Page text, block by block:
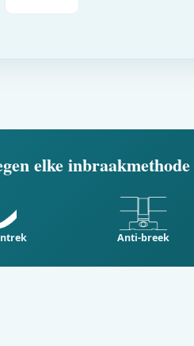
elke inbraakmethode
Anti-breek